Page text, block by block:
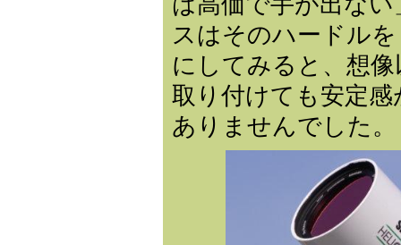
スはそのハードル
にしてみると、想
取り付けても安定
ありませんでした。